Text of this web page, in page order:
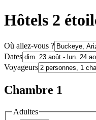
Hôtels 2
Où allez-vous ?
Dates
Voyageurs
Chambre 1
Adultes